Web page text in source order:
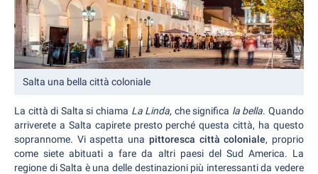
Salta una bella città coloniale
La città di Salta si chiama La Linda, che significa la bella. Quando
arriverete a Salta capirete presto perché questa città, ha questo
soprannome. Vi aspetta una pittoresca città coloniale, proprio
come siete abituati a fare da altri paesi del Sud America. La
regione di Salta è una delle destinazioni più interessanti da vedere